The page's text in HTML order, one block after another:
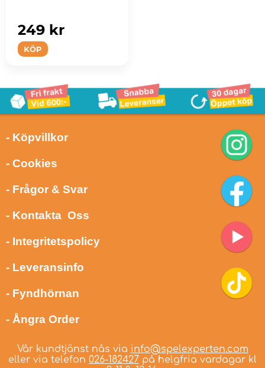
KÖP
249 kr
- Köpvillkor
- Cookies
- Frågor & Svar
- Kontakta Oss
- Integritetspolicy
- Leveransinfo
- Fyndhörnan
- Ångra Order
Vår kundtjänst nås via info@spelexperten.com
eller via telefon 026-182427 på helgfria vardagar kl